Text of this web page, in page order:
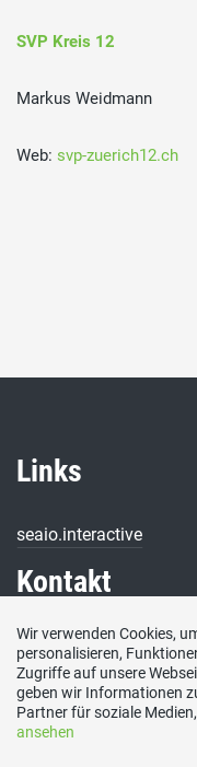
SVP Kreis 12
Markus Weidmann
Web: svp-zuerich12.ch
Links
seaio.interactive
Kontakt
SVP Stadt Zürich,
E-Mail
sekretariat@svp-stadt-
Social Media
Wir verwenden Cookies,
personalisieren,
Zugriffe auf unsere
geben wir Informationen
Partner für soziale
ansehen